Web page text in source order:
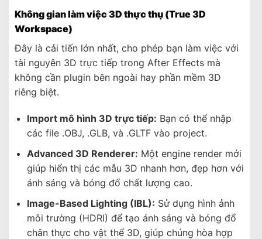
Không gian làm việc 3D thực thụ (True 3D
Workspace)
Đây là cải tiến lớn nhất, cho phép bạn làm việc với
tài nguyên 3D trực tiếp trong After Effects mà
không cần plugin bên ngoài hay phần mềm 3D
riêng biệt.
Import mô hình 3D trực tiếp: Bạn có thể nhập
các file .OBJ, .GLB, và .GLTFvào project.
Advanced 3D Renderer: Một engine render mới
giúp hiển thị các mẫu 3D nhanh hơn, đẹp hơn với
ánh sáng và bóng đổ chất lượng cao.
Image-Based Lighting (IBL): Sử dụng hình ảnh
môi trường (HDRI) để tạo ánh sáng và bóng đổ
chân thực cho vật thể 3D, giúp chúng hòa hợp